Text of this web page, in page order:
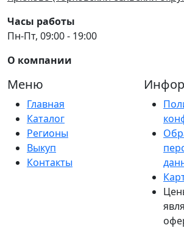
Часы работы
Пн-Пт, 09:00 - 19:00
О компании
Меню
Главная
Каталог
Регионы
Выкуп
Контакты